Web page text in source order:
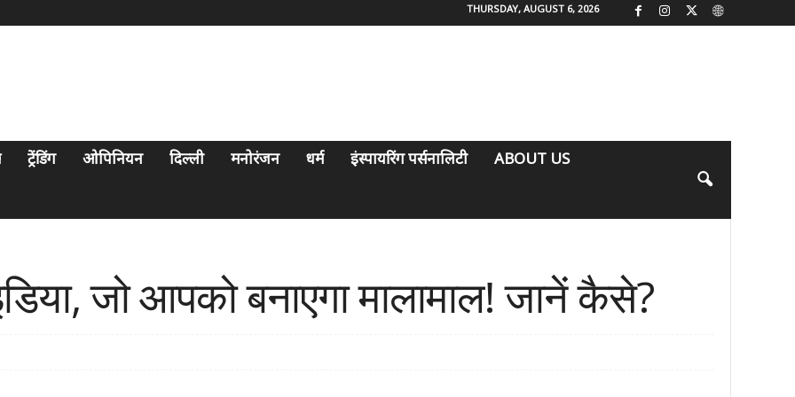
THURSDAY, AUGUST 6, 2026
ट्रेंडिंग ओपिनियन दिल्ली मनोरंजन धर्म इंस्पायरिंग पर्सनालिटी
ABOUT US
जो आपको बनाएगा मालामाल! जानें कैसे?